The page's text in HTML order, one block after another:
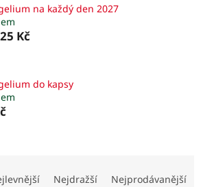
na každý den 2027
Kč
do kapsy
Nejdražší Nejprodávanější